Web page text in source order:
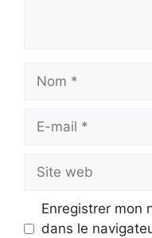
mail
web
Enregistrer mon
dans le